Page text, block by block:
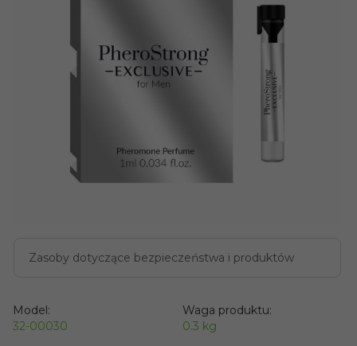
Zasoby dotyczące bezpieczeństwa i produktów
Model:
32-00030
Waga produktu:
0.3 kg